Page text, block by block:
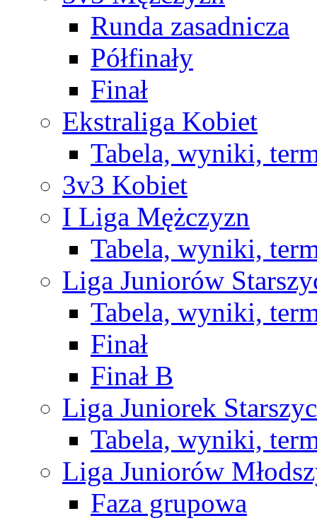
Runda zasadnicza
Półfinały
Finał
Ekstraliga Kobiet
Tabela, wyniki,
3v3 Kobiet
I Liga Mężczyzn
Tabela, wyniki,
Liga Juniorów
Tabela, wyniki,
Finał
Finał B
Liga Juniorek
Tabela, wyniki,
Liga Juniorów
Faza grupowa